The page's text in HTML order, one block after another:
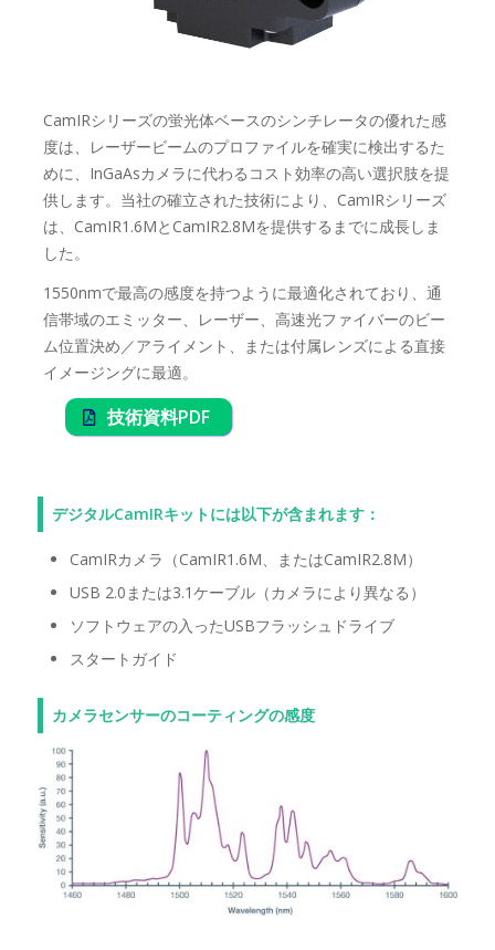
CamIRシリーズの蛍光体ベースのシンチレータの優れた感
度は、レーザービームのプロファイルを確実に検出するた
めに、InGaAsカメラに代わるコスト効率の高い選択肢を提
供します。当社の確立された技術により、CamIRシリーズ
は、CamIR1.6MとCamIR2.8Mを提供するまでに成長しま
した。
1550nmで最高の感度を持つように最適化されており、通
信帯域のエミッター、レーザー、高速光ファイバーのビー
ム位置決め／アライメント、または付属レンズによる直接
イメージングに最適。
技術資料PDF
デジタルCamIRキットには以下が含まれます：
CamIRカメラ（CamIR1.6M、またはCamIR2.8M）
USB 2.0または3.1ケーブル（カメラにより異なる）
ソフトウェアの入ったUSBフラッシュドライブ
スタートガイド
カメラセンサーのコーティングの感度